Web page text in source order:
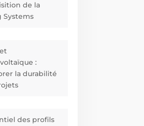
de la
Systems
:
la durabilité
des profils